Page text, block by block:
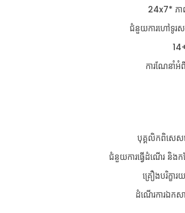
24x7* ភា
ជំនួយការហៅទូរស
ការណែនាំអំ
បុគ្គលិកពិសេសន
ជំនួយការធ្វើដំណើរ និងក
គ្រឿងបរិក្ខា
ដំណើរការឯក